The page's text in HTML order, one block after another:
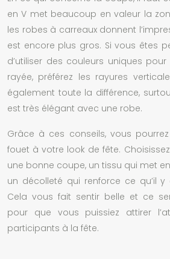
en V met beaucoup en valeur la
les robes à carreaux donnent
est encore plus gros. Si vous êtes
d’utiliser des couleurs uniques
rayée, préférez les rayures
également toute la différence,
est très élégant avec une robe.
Grâce à ces conseils, vous
fouet à votre look de fête.
une bonne coupe, un tissu qui met
un décolleté qui renforce ce qu’il
Cela vous fait sentir belle et ce
pour que vous puissiez attirer
participants à la fête.